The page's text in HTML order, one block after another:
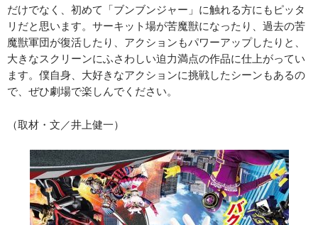
だけでなく、初めて「ブンブンジャー」に触れる方にもピッタ
リだと思います。サーキット場が苦魔獣になったり、過去の苦
魔獣軍団が復活したり、アクションもパワーアップしたりと、
大きなスクリーンにふさわしい迫力満点の作品に仕上がってい
ます。僕自身、大好きなアクションに挑戦したシーンもあるの
で、ぜひ劇場で楽しんでください。
（取材・文／井上健一）